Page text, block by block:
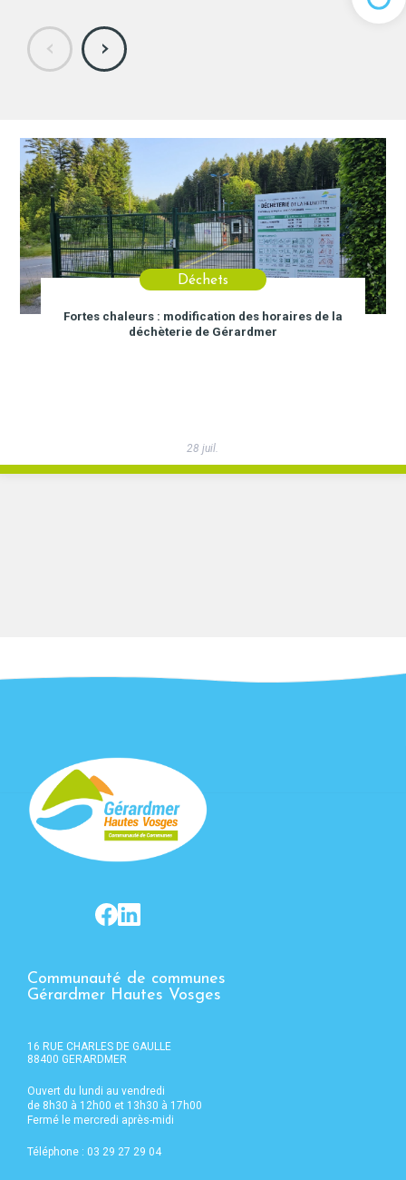
Déchets
Fortes chaleurs : modification des horaires de la
déchèterie de Gérardmer
28 juil.
‹ ›
Communauté de communes
Gérardmer Hautes Vosges
16 RUE CHARLES DE GAULLE
88400 GERARDMER
Ouvert du lundi au vendredi
de 8h30 à 12h00 et 13h30 à 17h00
Fermé le mercredi après-midi
Téléphone : 03 29 27 29 04